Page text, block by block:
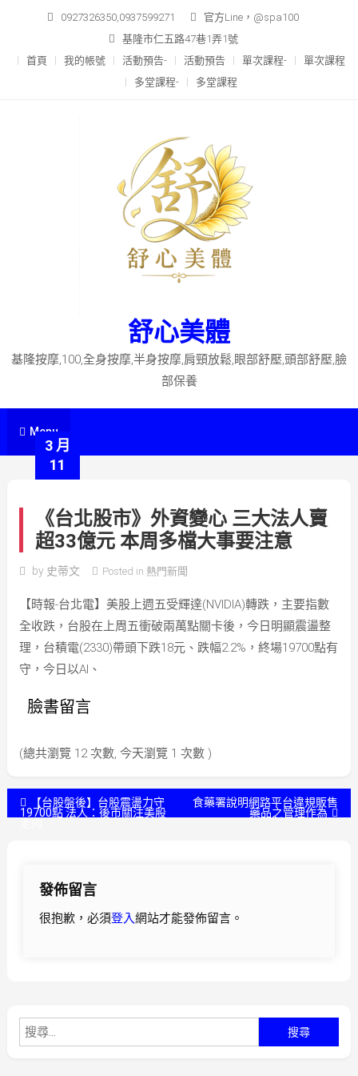
content
0927326350,0937599271
官方Line，@spa100
基隆市仁五路47巷1弄1號
首頁
我的帳號 活動預告- 活動預告 單次課程-
單次課程
多堂課程-
多堂課程
舒心美體
基隆按摩,100,全身按摩,半身按摩,肩頸放鬆,眼部舒壓,頭部舒壓,臉
部保養
Menu
3 月
11
《台北股市》外資變心 三大法人賣
超33億元 本周多檔大事要注意
by 史蒂文 Posted in 熱門新聞
【時報-台北電】美股上週五受輝達(NVIDIA)轉跌，主要指數
全收跌，台股在上周五衝破兩萬點關卡後，今日明顯震盪整
理，台積電(2330)帶頭下跌18元、跌幅2.2%，終場19700點有
守，今日以AI、
臉書留言
(總共瀏覽 12 次數, 今天瀏覽 1 次數 )
文 【台股盤後】台股震盪力守
19700點 法人：後市關注美股
食藥署說明網路平台違規販售
藥品之管理作為
發佈留言
很抱歉，必須登入網站才能發佈留言。
尋